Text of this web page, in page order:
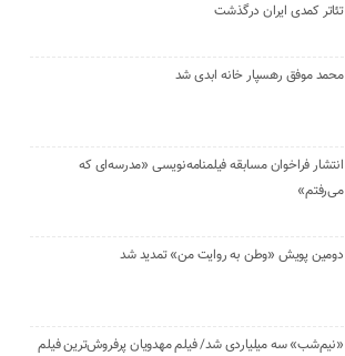
تئاتر کمدی ایران درگذشت
محمد موفق رهسپار خانه ابدی شد
انتشار فراخوان مسابقه فیلمنامه‌نویسی «مدرسه‌ای که
می‌رفتم»
دومین پویش «وطن به روایت من» تمدید شد
«نیم‌شب» سه میلیاردی شد/ فیلم مهدویان پرفروش‌ترین فیلم